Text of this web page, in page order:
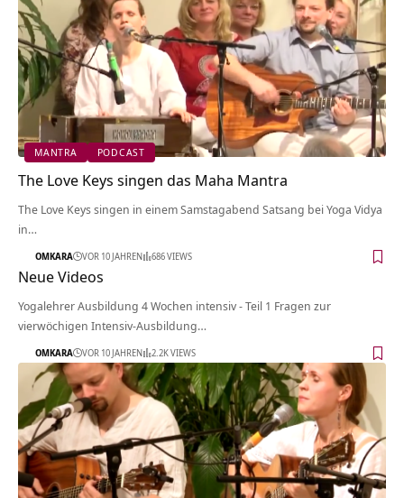
MANTRA PODCAST
The Love Keys singen das Maha Mantra
The Love Keys singen in einem Samstagabend Satsang bei Yoga Vidya
in…
OMKARA VOR 10 JAHREN 686 VIEWS
Neue Videos
Yogalehrer Ausbildung 4 Wochen intensiv - Teil 1 Fragen zur
vierwöchigen Intensiv-Ausbildung…
OMKARA VOR 10 JAHREN 2.2K VIEWS